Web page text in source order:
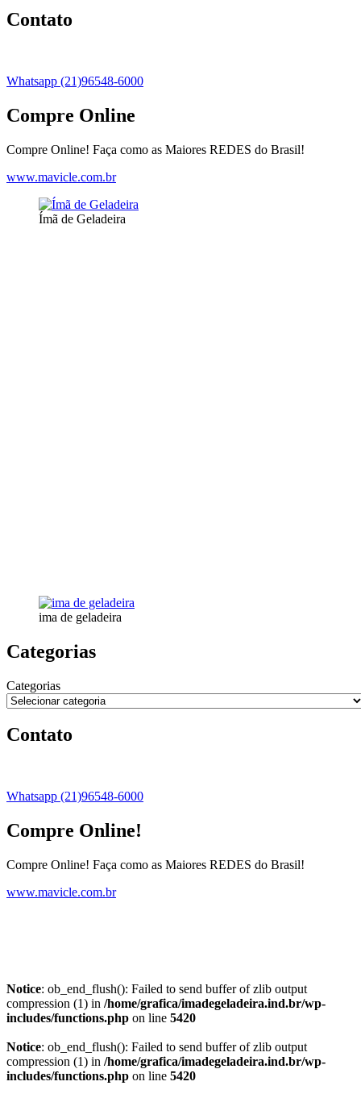
Contato
Whatsapp (21)96548-6000
Compre Online
Compre Online! Faça como as Maiores REDES do Brasil!
www.mavicle.com.br
Ímã de Geladeira
ima de geladeira
Categorias
Categorias
Contato
Whatsapp (21)96548-6000
Compre Online!
Compre Online! Faça como as Maiores REDES do Brasil!
www.mavicle.com.br
Notice: ob_end_flush(): Failed to send buffer of zlib output
compression (1) in /home/grafica/imadegeladeira.ind.br/wp-
includes/functions.php on line 5420
Notice: ob_end_flush(): Failed to send buffer of zlib output
compression (1) in /home/grafica/imadegeladeira.ind.br/wp-
includes/functions.php on line 5420